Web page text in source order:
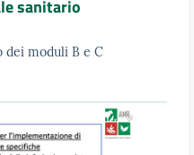
sanitario
dei moduli B e C